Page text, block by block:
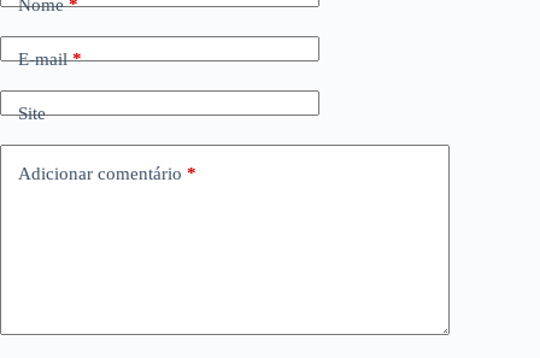
Nome*
E-mail*
Site
Adicionar comentário *